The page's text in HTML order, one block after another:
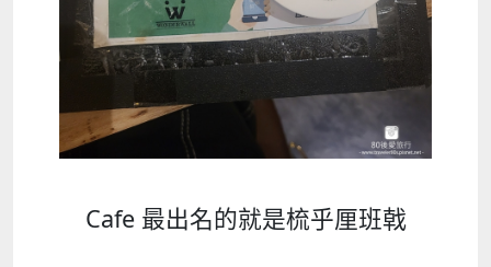
Cafe 最出名的就是梳乎厘班戟